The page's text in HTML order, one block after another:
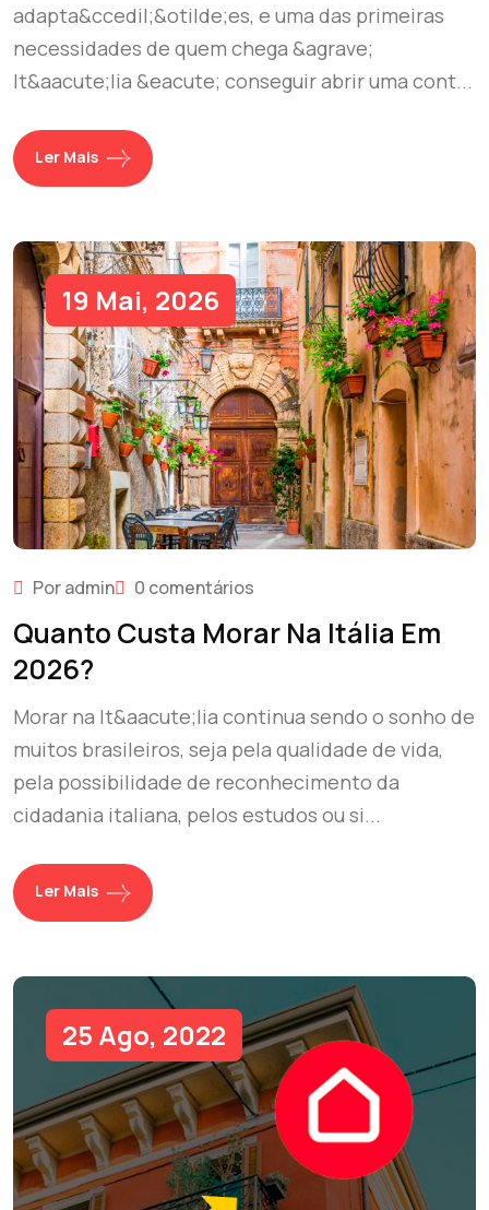
adapta&ccedil;&otilde;es, e uma das primeiras
necessidades de quem chega &agrave;
It&aacute;lia &eacute; conseguir abrir uma cont...
Ler Mais
19 Mai, 2026
Por admin 0 comentários
Quanto Custa Morar Na Itália Em
2026?
Morar na It&aacute;lia continua sendo o sonho de
muitos brasileiros, seja pela qualidade de vida,
pela possibilidade de reconhecimento da
cidadania italiana, pelos estudos ou si...
Ler Mais
25 Ago, 2022